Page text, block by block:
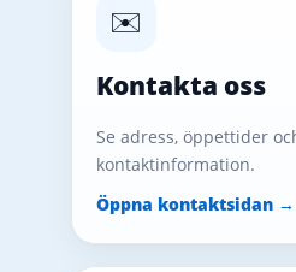
✉️
Kontakta oss
Se adress, öppettider
kontaktinformation.
Öppna kontaktsidan →